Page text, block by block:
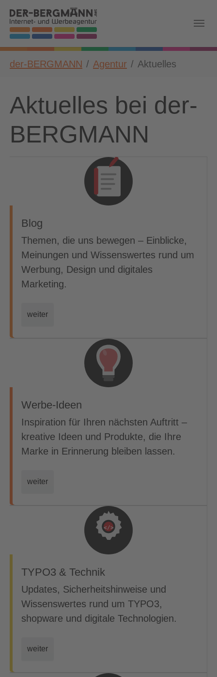
Skip to main navigation
Zum Hauptinhalt springen
Skip to page footer
Sie sind hier:
der-BERGMANN Agentur Aktuelles
Aktuelles bei der-
BERGMANN
Blog
Themen, die uns bewegen – Einblicke,
Meinungen und Wissenswertes rund um
Werbung, Design und digitales
Marketing.
weiter
Werbe-Ideen
Inspiration für Ihren nächsten Auftritt –
kreative Ideen und Produkte, die Ihre
Marke in Erinnerung bleiben lassen.
weiter
TYPO3 & Technik
Updates, Sicherheitshinweise und
Wissenswertes rund um TYPO3,
shopware und digitale Technologien.
weiter